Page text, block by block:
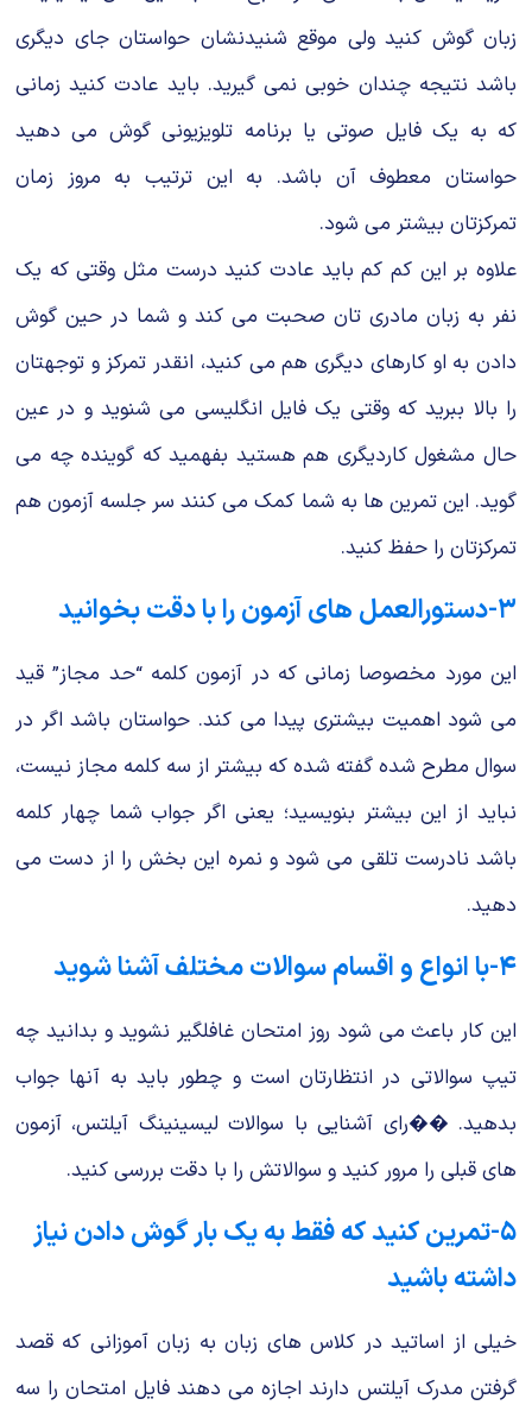
زبان گوش کنید ولی موقع شنیدنشان حواستان جای دیگری
باشد نتیجه چندان خوبی نمی گیرید. باید عادت کنید زمانی
که به یک فایل صوتی یا برنامه تلویزیونی گوش می دهید
حواستان معطوف آن باشد. به این ترتیب به مروز زمان
تمرکزتان بیشتر می شود.
علاوه بر این کم کم باید عادت کنید درست مثل وقتی که یک
نفر به زبان مادری تان صحبت می کند و شما در حین گوش
دادن به او کارهای دیگری هم می کنید، انقدر تمرکز و توجهتان
را بالا ببرید که وقتی یک فایل انگلیسی می شنوید و در عین
حال مشغول کاردیگری هم هستید بفهمید که گوینده چه می
گوید. این تمرین ها به شما کمک می کنند سر جلسه آزمون هم
تمرکزتان را حفظ کنید.
۳-دستورالعمل های آزمون را با دقت بخوانید
این مورد مخصوصا زمانی که در آزمون کلمه “حد مجاز” قید
می شود اهمیت بیشتری پیدا می کند. حواستان باشد اگر در
سوال مطرح شده گفته شده که بیشتر از سه کلمه مجاز نیست،
نباید از این بیشتر بنویسید؛ یعنی اگر جواب شما چهار کلمه
باشد نادرست تلقی می شود و نمره این بخش را از دست می
دهید.
۴-با انواع و اقسام سوالات مختلف آشنا شوید
این کار باعث می شود روز امتحان غافلگیر نشوید و بدانید چه
تیپ سوالاتی در انتظارتان است و چطور باید به آنها جواب
بدهید. ��رای آشنایی با سوالات لیسینینگ آیلتس، آزمون
های قبلی را مرور کنید و سوالاتش را با دقت بررسی کنید.
۵-تمرین کنید که فقط به یک بار گوش دادن نیاز
داشته باشید
خیلی از اساتید در کلاس های زبان به زبان آموزانی که قصد
گرفتن مدرک آیلتس دارند اجازه می دهند فایل امتحان را سه